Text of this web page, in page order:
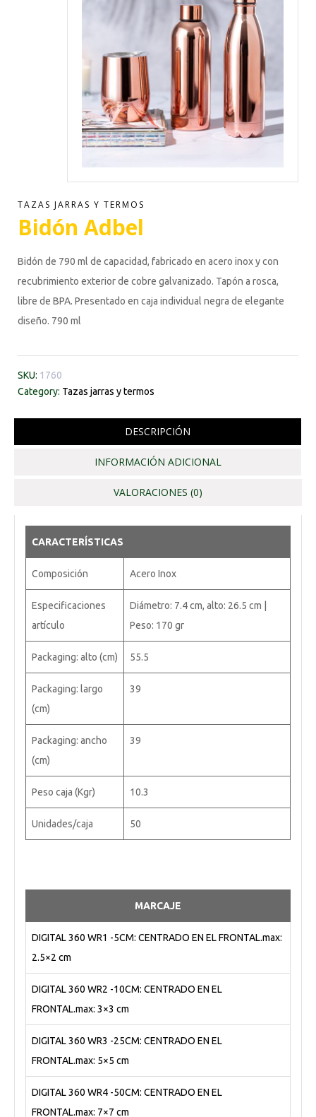
TAZAS JARRAS Y TERMOS
Bidón Adbel
Bidón de 790 ml de capacidad, fabricado en acero inox y con
recubrimiento exterior de cobre galvanizado. Tapón a rosca,
libre de BPA. Presentado en caja individual negra de elegante
diseño. 790 ml
SKU: 1760
Category: Tazas jarras y termos
DESCRIPCIÓN
INFORMACIÓN ADICIONAL
VALORACIONES (0)
CARACTERÍSTICAS
Composición Acero Inox
Especificaciones
artículo
Diámetro: 7.4 cm, alto: 26.5 cm |
Peso: 170 gr
Packaging: alto (cm) 55.5
Packaging: largo
(cm)
39
Packaging: ancho
(cm)
39
Peso caja (Kgr) 10.3
Unidades/caja 50
MARCAJE
DIGITAL 360 WR1 -5CM: CENTRADO EN EL FRONTAL.max:
2.5×2 cm
DIGITAL 360 WR2 -10CM: CENTRADO EN EL
FRONTAL.max: 3×3 cm
DIGITAL 360 WR3 -25CM: CENTRADO EN EL
FRONTAL.max: 5×5 cm
DIGITAL 360 WR4 -50CM: CENTRADO EN EL
FRONTAL.max: 7×7 cm